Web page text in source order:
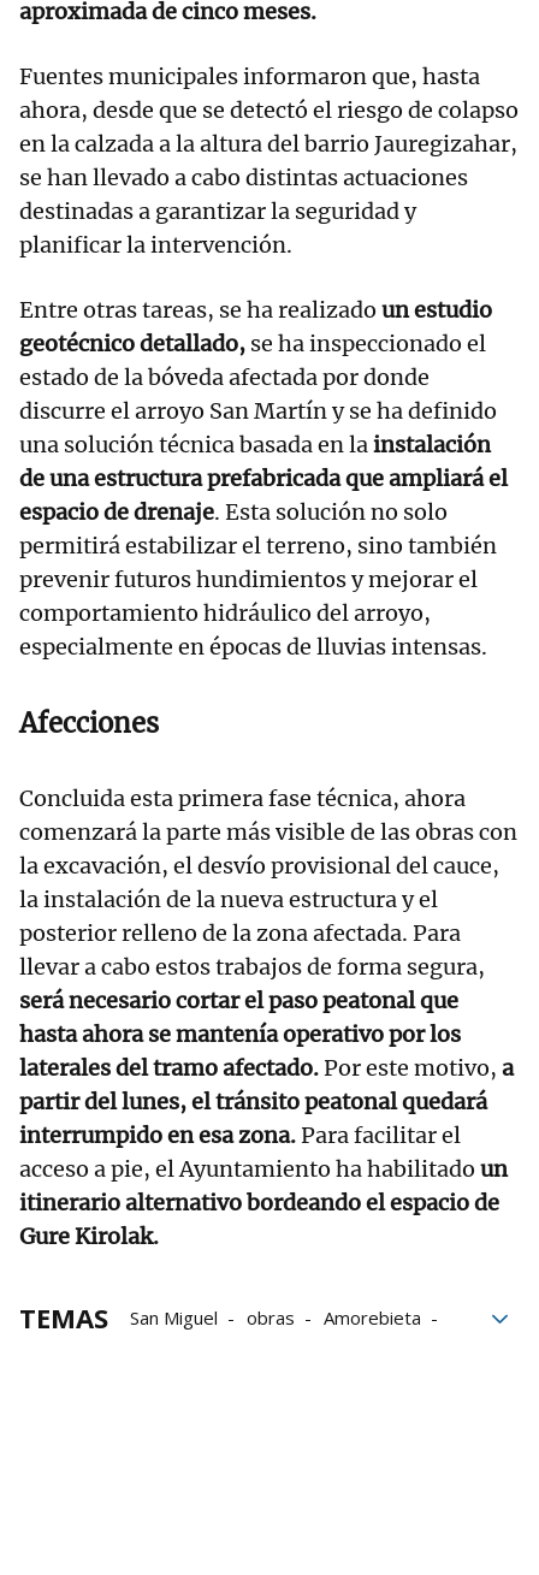
aproximada de cinco meses.
Fuentes municipales informaron que, hasta
ahora, desde que se detectó el riesgo de colapso
en la calzada a la altura del barrio Jauregizahar,
se han llevado a cabo distintas actuaciones
destinadas a garantizar la seguridad y
planificar la intervención.
Entre otras tareas, se ha realizado un estudio
geotécnico detallado, se ha inspeccionado el
estado de la bóveda afectada por donde
discurre el arroyo San Martín y se ha definido
una solución técnica basada en lainstalación
de una estructura prefabricada que ampliará el
espacio de drenaje. Esta solución no solo
permitirá estabilizar el terreno, sino también
prevenir futuros hundimientos y mejorar el
comportamiento hidráulico del arroyo,
especialmente en épocas de lluvias intensas.
Afecciones
Concluida esta primera fase técnica, ahora
comenzará la parte más visible de las obras con
la excavación, el desvío provisional del cauce,
la instalación de la nueva estructura y el
posterior relleno de la zona afectada. Para
llevar a cabo estos trabajos de forma segura,
será necesario cortar el paso peatonal que
hasta ahora se mantenía operativo por los
laterales del tramo afectado.Por este motivo, a
partir del lunes, el tránsito peatonal quedará
interrumpido en esa zona.Para facilitar el
acceso a pie, el Ayuntamiento ha habilitado un
itinerario alternativo bordeando el espacio de
Gure Kirolak.
TEMAS San Miguel obras
Amorebieta